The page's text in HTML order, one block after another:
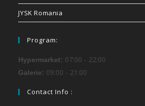
JYSK Romania
Program:
Hypermarket: 07:00 - 22:00
Galerie: 09:00 - 21:00
Contact Info :